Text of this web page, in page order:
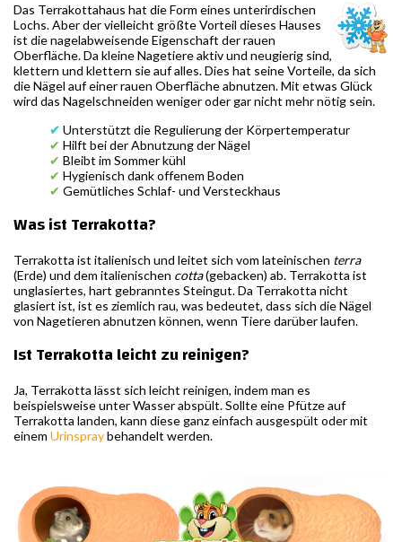
Das Terrakottahaus hat die Form eines unterirdischen
Lochs. Aber der vielleicht größte Vorteil dieses Hauses
ist die nagelabweisende Eigenschaft der rauen
Oberfläche. Da kleine Nagetiere aktiv und neugierig sind,
klettern und klettern sie auf alles. Dies hat seine Vorteile, da sich
die Nägel auf einer rauen Oberfläche abnutzen. Mit etwas Glück
wird das Nagelschneiden weniger oder gar nicht mehr nötig sein.
✔ Unterstützt die Regulierung der Körpertemperatur
✔ Hilft bei der Abnutzung der Nägel
✔ Bleibt im Sommer kühl
✔ Hygienisch dank offenem Boden
✔ Gemütliches Schlaf- und Versteckhaus
Was ist Terrakotta?
Terrakotta ist italienisch und leitet sich vom lateinischen terra
(Erde) und dem italienischen cotta(gebacken) ab. Terrakotta ist
unglasiertes, hart gebranntes Steingut. Da Terrakotta nicht
glasiert ist, ist es ziemlich rau, was bedeutet, dass sich die Nägel
von Nagetieren abnutzen können, wenn Tiere darüber laufen.
Ist Terrakotta leicht zu reinigen?
Ja, Terrakotta lässt sich leicht reinigen, indem man es
beispielsweise unter Wasser abspült. Sollte eine Pfütze auf
Terrakotta landen, kann diese ganz einfach ausgespült oder mit
einem Urinspraybehandelt werden.